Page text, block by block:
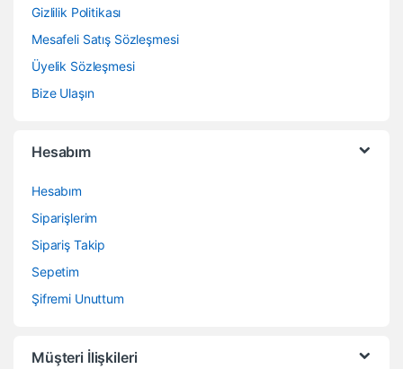
Gizlilik Politikası
Mesafeli Satış Sözleşmesi
Üyelik Sözleşmesi
Bize Ulaşın
Hesabım
Hesabım
Siparişlerim
Sipariş Takip
Sepetim
Şifremi Unuttum
Müşteri İlişkileri